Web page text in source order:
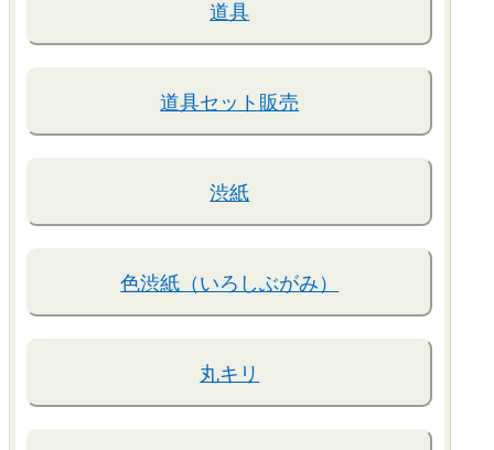
道具
道具セット販売
渋紙
色渋紙（いろしぶがみ）
丸キリ